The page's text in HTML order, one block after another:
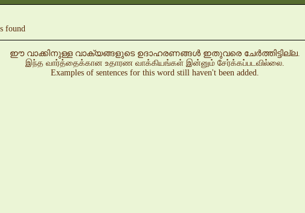
found
ഈ വാക്കിനുള്ള വാക്യങ്ങളുടെ ഉദാഹരണങ്ങൾ ഇതുവരെ ചേർത്തിട്ടില്ല.
இந்த வார்த்தைக்கான உதாரண வாக்கியங்கள் இன்னும் சேர்க்கப்படவில்லை.
Examples of sentences for this word still haven't been added.